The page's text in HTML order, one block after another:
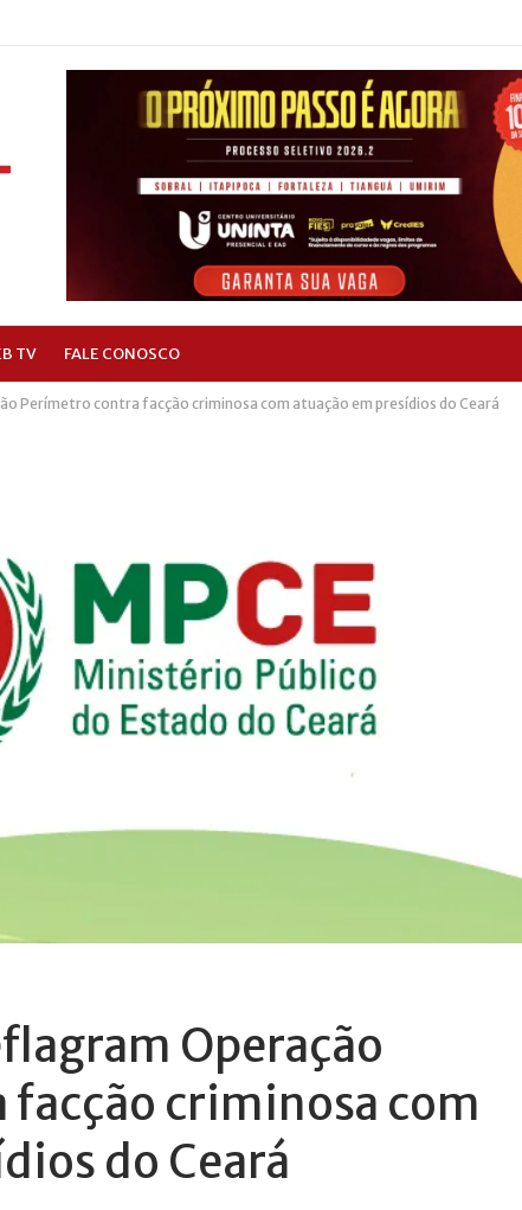
TV FALE CONOSCO
Perímetro contra facção criminosa com atuação em presídios do Ceará
Operação
criminosa com
do Ceará